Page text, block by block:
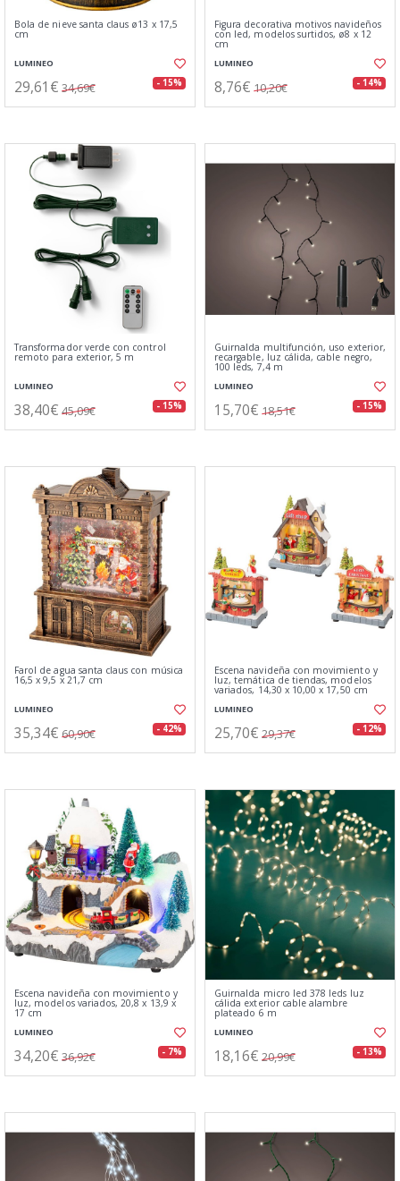
Bola de nieve santa claus ø13 x 17,5
cm
LUMINEO
29,61€ 34,69€ - 15%
Figura decorativa motivos navideños
con led, modelos surtidos, ø8 x 12
cm
LUMINEO
8,76€ 10,20€ - 14%
Transformador verde con control
remoto para exterior, 5 m
LUMINEO
38,40€ 45,09€ - 15%
Guirnalda multifunción, uso exterior,
recargable, luz cálida, cable negro,
100 leds, 7,4 m
LUMINEO
15,70€ 18,51€ - 15%
Farol de agua santa claus con música
16,5 x 9,5 x 21,7 cm
LUMINEO
35,34€ 60,90€ - 42%
Escena navideña con movimiento y
luz, temática de tiendas, modelos
variados, 14,30 x 10,00 x 17,50 cm
LUMINEO
25,70€ 29,37€ - 12%
Escena navideña con movimiento y
luz, modelos variados, 20,8 x 13,9 x
17 cm
LUMINEO
34,20€ 36,92€ - 7%
Guirnalda micro led 378 leds luz
cálida exterior cable alambre
plateado 6 m
LUMINEO
18,16€ 20,99€ - 13%